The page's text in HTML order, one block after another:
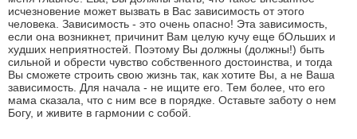
исчезновение может вызвать в Вас зависимость от этого
человека. Зависимость - это очень опасно! Эта зависимость,
если она возникнет, причинит Вам целую кучу еще бОльших и
худших неприятностей. Поэтому Вы должны (должны!) быть
сильной и обрести чувство собственного достоинства, и тогда
Вы сможете строить свою жизнь так, как хотите Вы, а не Ваша
зависимость. Для начала - не ищите его. Тем более, что его
мама сказала, что с ним все в порядке. Оставьте заботу о нем
Богу, и живите в гармонии с собой.